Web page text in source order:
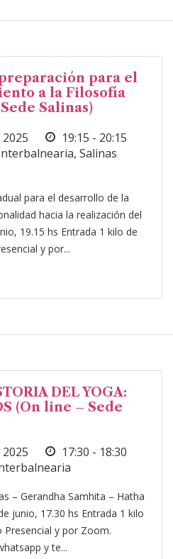
para el
a la Filosofía
Salinas)
19:15 - 20:15
Salinas
para el desarrollo de la
hacia la realización del
19.15 hs Entrada 1 kilo de
y por...
DEL YOGA:
(On line – Sede
17:30 - 18:30
– Gerandha Samhita – Hatha
junio, 17.30 hs Entrada 1 kilo
y por Zoom.
y te...